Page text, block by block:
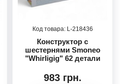
218436
Конструктор с
шестернями Smoneo
"Whirligig" 62 детали
983 грн.